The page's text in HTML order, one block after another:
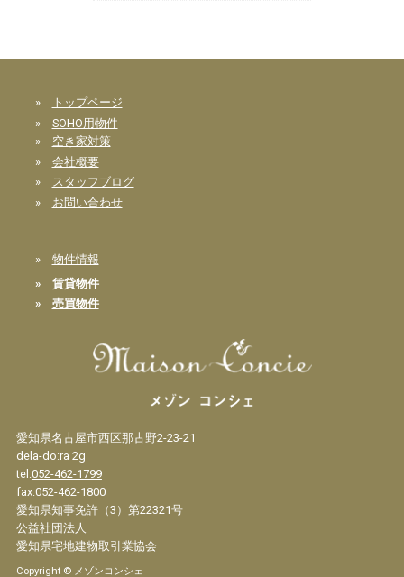
»
トップページ
» SOHO用物件
» 空き家対策
» 会社概要
» スタッフブログ
» お問い合わせ
» 物件情報
» 賃貸物件
» 売買物件
愛知県名古屋市西区那古野2-23-21
dela-do:ra 2g
tel:052-462-1799
fax:052-462-1800
愛知県知事免許（3）第22321号
公益社団法人
愛知県宅地建物取引業協会
Copyright © メゾンコンシェ